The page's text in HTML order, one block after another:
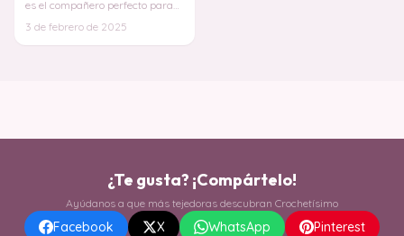
es el compañero perfecto para
tejidos con un t
3 de febrero de 2025
¿Te gusta? ¡Compártelo!
Ayúdanos a que más tejedoras descubran Crochetísimo
Facebook X WhatsApp
Pinterest